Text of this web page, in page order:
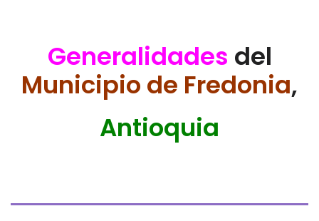
Generalidades del
Municipio de Fredonia,
Antioquia